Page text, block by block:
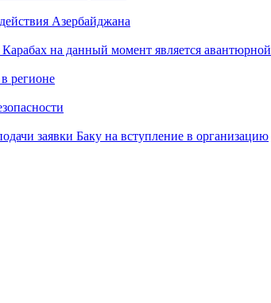
Азербайджана
на данный момент является авантюрной
регионе
заявки Баку на вступление в организацию